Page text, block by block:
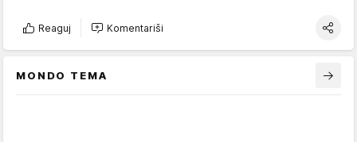
Reaguj Komentariši
MONDO TEMA